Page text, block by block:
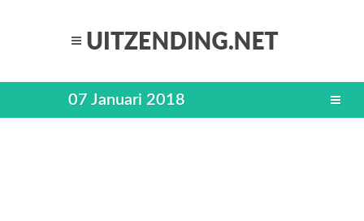
07 Januari 2018